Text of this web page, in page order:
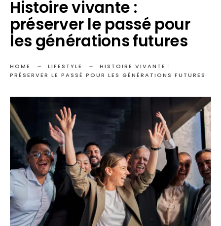
Histoire vivante :
préserver le passé pour
les générations futures
HOME LIFESTYLE
HISTOIRE VIVANTE :
PRÉSERVER LE PASSÉ POUR LES GÉNÉRATIONS FUTURES